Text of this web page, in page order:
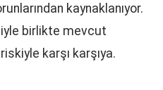
kaynaklanıyor.
birlikte mevcut
karşı karşıya.